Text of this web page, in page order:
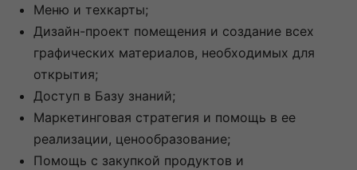
Меню и техкарты;
Дизайн-проект помещения и создание всех
графических материалов, необходимых для
открытия;
Доступ в Базу знаний;
Маркетинговая стратегия и помощь в ее
реализации, ценообразование;
Помощь с закупкой продуктов и